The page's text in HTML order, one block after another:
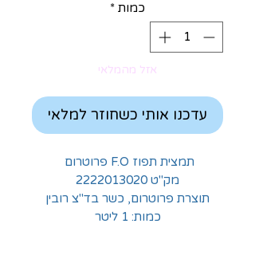
כמות *
אזל מהמלאי
עדכנו אותי כשחוזר למלאי
תמצית תפוז F.O פרוטרום
מק"ט 2222013020
תוצרת פרוטרום, כשר בד"צ רובין
כמות: 1 ליטר